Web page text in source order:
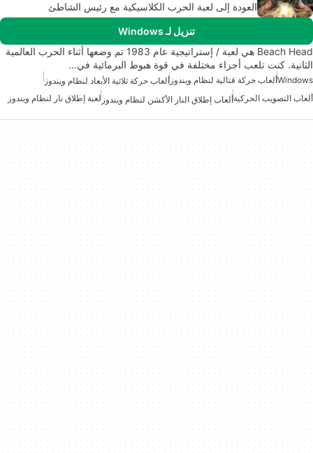
العودة إلى لعبة الحرب الكلاسيكية مع رئيس الشاطئ
تنزيل لـ Windows
Beach Head هي لعبة / إستراتيجية عام 1983 تم وضعها أثناء الحرب العالمية
الثانية. كنت تلعب أجزاء مختلفة في قوة هبوط البرمائية في…
Windowsألعاب حركة قتالية لنظام ويندوز ألعاب حركة ثلاثية الأبعاد لنظام ويندوز
ألعاب التصويب الحركيةألعاب إطلاق النار الأكشن لنظام ويندوز لعبة إطلاق نار لنظام ويندوز